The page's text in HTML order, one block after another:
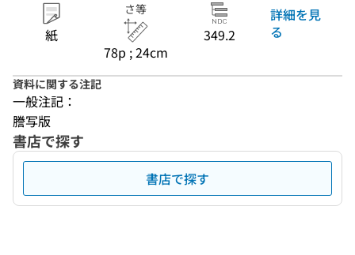
紙
さ等
78p ; 24cm
349.2
詳細を見
る
資料に関する注記
一般注記：
謄写版
書店で探す
書店で探す